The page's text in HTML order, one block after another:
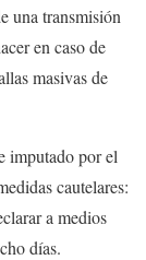
una transmisión
en caso de
masivas de
imputado por el
cautelares:
a medios
días.